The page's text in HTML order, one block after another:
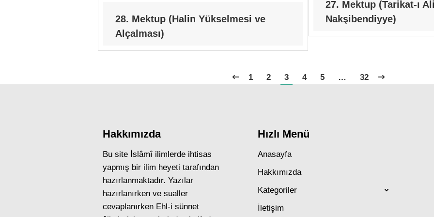
27. Mektup (Tarikat-ı
Nakşibendiyye)
28. Mektup (Halin Yükselmesi ve
Alçalması)
1 2 3 4 5 … 32
Hakkımızda
Bu site İslâmî ilimlerde ihtisas
yapmış bir ilim heyeti tarafından
hazırlanmaktadır. Yazılar
hazırlanırken ve sualler
cevaplanırken Ehl-i sünnet
Hızlı Menü
Anasayfa
Hakkımızda
Kategoriler
İletişim